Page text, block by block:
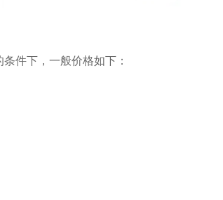
件下，一般价格如下：